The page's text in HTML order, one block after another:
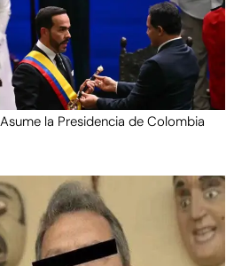
la Presidencia de Colombia